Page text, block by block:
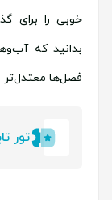
خوبی را برای
بدانید که
فصل‌ها
تور